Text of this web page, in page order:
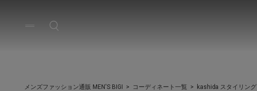
メンズファッション通販 MEN'S BIGI コーディネート一覧 kashida スタイリング